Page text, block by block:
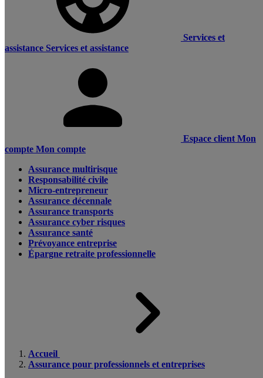
Services et
assistance Services et assistance
Espace client Mon
compte Mon compte
Assurance multirisque
Responsabilité civile
Micro-entrepreneur
Assurance décennale
Assurance transports
Assurance cyber risques
Assurance santé
Prévoyance entreprise
Épargne retraite professionnelle
Accueil
Assurance pour professionnels et entreprises